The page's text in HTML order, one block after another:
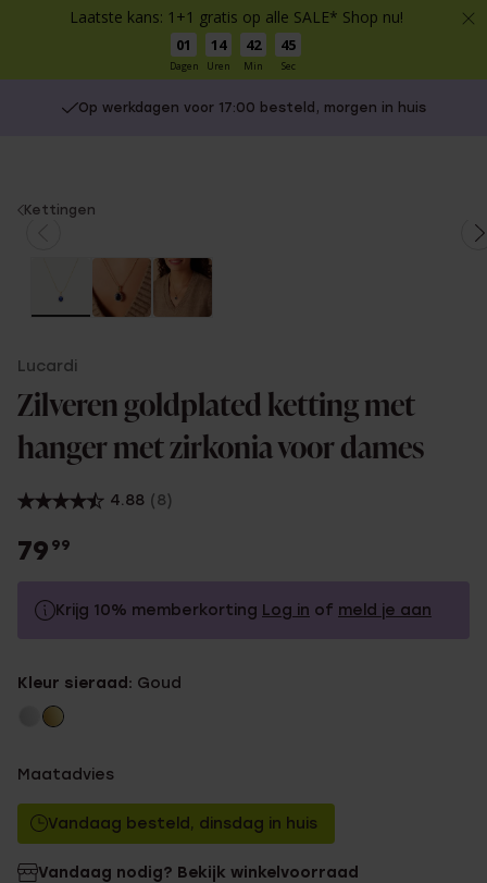
Laatste kans: 1+1 gratis op alle SALE* Shop nu!
01
Dagen
14
Uren
42
Min
44
Sec
Op werkdagen voor 17:00 besteld, morgen in huis
You
Kettingen
Lucardi
Zilveren goldplated ketting met
hanger met zirkonia voor dames
4.88 (8)
79 99
Krijg 10% memberkorting Log in of meld je aan
Zonder memberkorting
Kleur sieraad: Goud
Maatadvies
Vandaag besteld, dinsdag in huis
Vandaag nodig? Bekijk winkelvoorraad